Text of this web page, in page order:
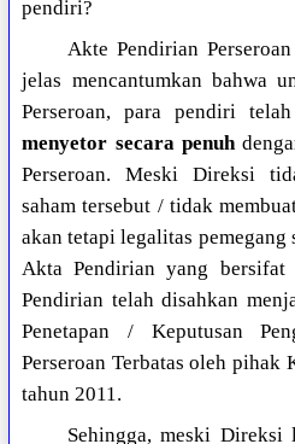
pendiri?
Akte Pendirian
jelas mencantumkan bahwa
Perseroan, para pendiri
menyetor secara penuh
Perseroan. Meski Direksi
saham tersebut / tidak
akan tetapi legalitas
Akta Pendirian yang
Pendirian telah disahkan
Penetapan / Keputusan
Perseroan Terbatas oleh pihak
tahun 2011.
Sehingga, meski